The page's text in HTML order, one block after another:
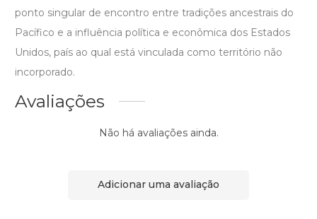
ponto singular de encontro entre tradições ancestrais do
Pacífico e a influência política e econômica dos Estados
Unidos, país ao qual está vinculada como território não
incorporado.
Avaliações
Não há avaliações ainda.
Adicionar uma avaliação